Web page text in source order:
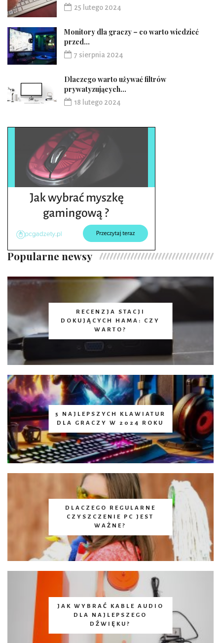
25 lutego 2024
Monitory dla graczy – co warto wiedzieć
przed...
7 sierpnia 2024
Dlaczego warto używać filtrów
prywatyzujących...
18 lutego 2024
Popularne newsy
RECENZJA STACJI
DOKUJĄCYCH HAMA: CZY
WARTO?
5 NAJLEPSZYCH KLAWIATUR
DLA GRACZY W 2024 ROKU
DLACZEGO REGULARNE
CZYSZCZENIE PC JEST
WAŻNE?
JAK WYBRAĆ KABLE AUDIO
DLA NAJLEPSZEGO
DŹWIĘKU?